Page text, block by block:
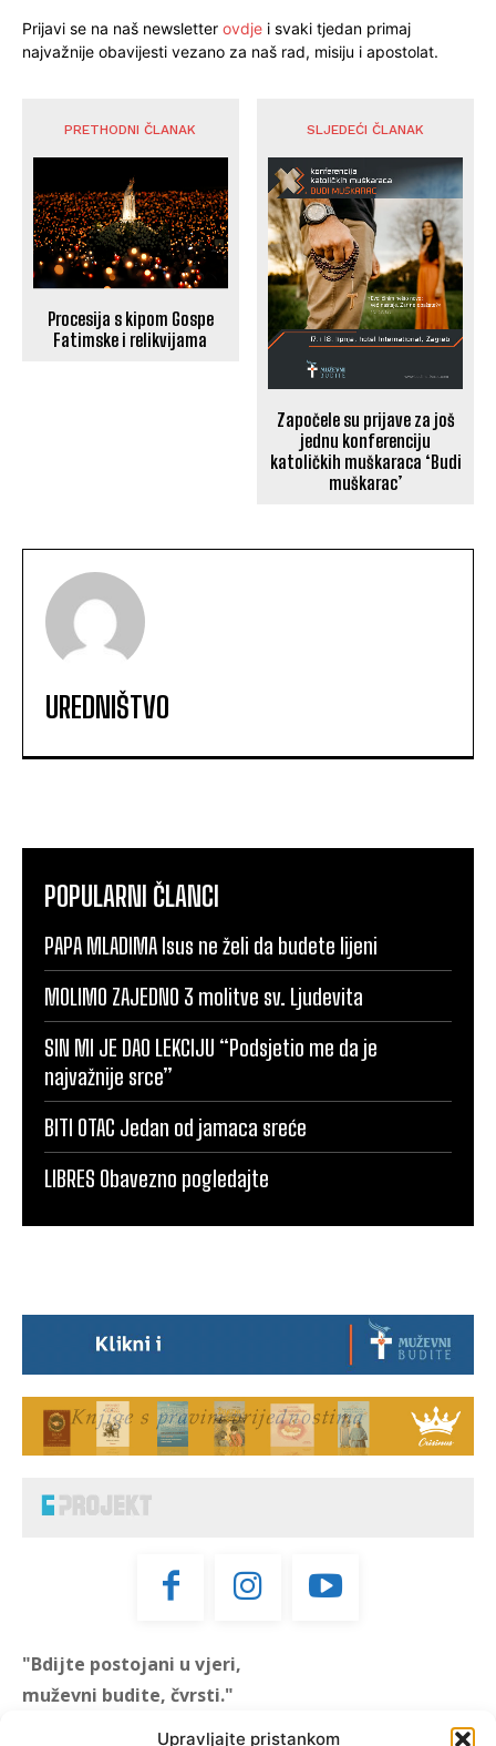
Upravljajte pristankom
Prijavi se na naš newsletter ovdje i svaki tjedan primaj
najvažnije obavijesti vezano za naš rad, misiju i apostolat.
PRETHODNI ČLANAK
Procesija s kipom Gospe
Fatimske i relikvijama
SLJEDEĆI ČLANAK
Započele su prijave za još
jednu konferenciju
katoličkih muškaraca ‘Budi
muškarac’
UREDNIŠTVO
POPULARNI ČLANCI
PAPA MLADIMA Isus ne želi da budete lijeni
MOLIMO ZAJEDNO 3 molitve sv. Ljudevita
SIN MI JE DAO LEKCIJU “Podsjetio me da je
najvažnije srce”
BITI OTAC Jedan od jamaca sreće
LIBRES Obavezno pogledajte
"Bdijte postojani u vjeri,
muževni budite, čvrsti."